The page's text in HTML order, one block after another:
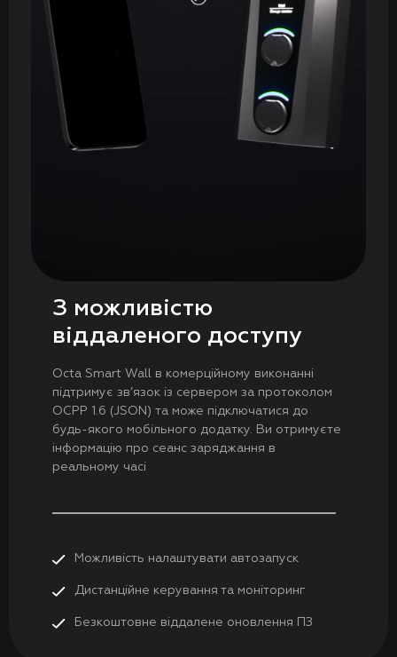
З можливістю
віддаленого доступу
Octa Smart Wall в комерційному виконанні
підтримує зв’язок із сервером за протоколом
OCPP 1.6 (JSON) та може підключатися до
будь-якого мобільного додатку. Ви отримуєте
інформацію про сеанс заряджання в
реальному часі
Можливість налаштувати автозапуск
Дистанційне керування та моніторинг
Безкоштовне віддалене оновлення ПЗ